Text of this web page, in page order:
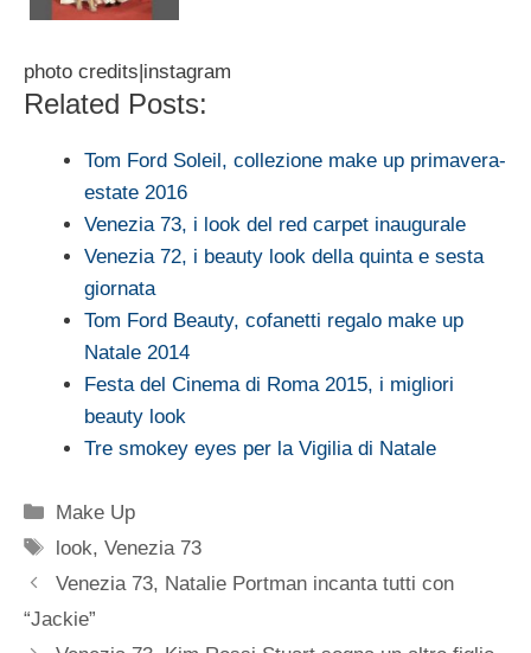
photo credits|instagram
Related Posts:
Tom Ford Soleil, collezione make up primavera-
estate 2016
Venezia 73, i look del red carpet inaugurale
Venezia 72, i beauty look della quinta e sesta
giornata
Tom Ford Beauty, cofanetti regalo make up
Natale 2014
Festa del Cinema di Roma 2015, i migliori
beauty look
Tre smokey eyes per la Vigilia di Natale
Categorie
Make Up
Tag
look,Venezia 73
Venezia 73, Natalie Portman incanta tutti con
“Jackie”